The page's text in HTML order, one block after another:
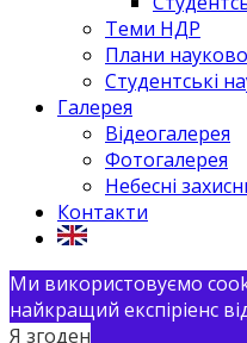
Теми НДР
Плани
Студентські
Галерея
Відеогалерея
Фотогалерея
Небесні
Контакти
Ми використовуємо
найкращий експіріенс
Я згоден